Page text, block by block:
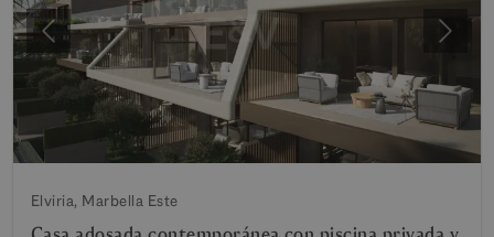
Anterior
Elviria, Marbella Este